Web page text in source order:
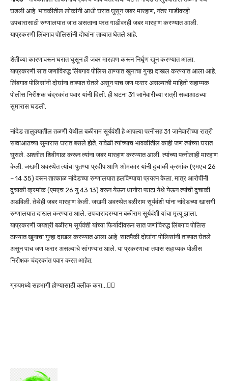
घडली आहे. भावकीतील लोकांनी आधी घरात घुसून जबर मारहाण, नंतर गाडीवरही
उपचारासाठी रुग्णालयात जात असताना परत गाडीवरही जबर मारहाण करण्यात आली.
याप्रकरणी लिंबगाव पोलिसांनी दोघांना ताब्यात घेतले आहे.
शेतीच्या कारणावरून घरात घुसून ही जबर मारहाण करून निर्घृण खून करण्यात आला.
याप्रकरणी सात जणांविरुद्ध लिंबगाव पोलिस ठाण्यात खुनाचा गुन्हा दाखल करण्यात आला आहे.
लिंबगाव पोलिसांनी दोघांना ताब्यात घेतले असून पाच जण फरार असल्याची माहिती सहाय्यक
पोलीस निरीक्षक चंद्रकांत पवार यांनी दिली. ही घटना 31 जानेवारीच्या रात्री सव्वाआठच्या
सुमारास घडली.
नांदेड तालुक्यातील तळणी येथील बळीराम सूर्यवंशी हे आपल्या पत्नीसह 31 जानेवारीच्या रात्री
सव्वाआठच्या सुमारास घरात बसले होते. यावेळी त्यांच्याच भावकीतील काही जण त्यांच्या घरात
घुसले. अश्लील शिवीगाळ करून त्यांना जबर मारहाण करण्यात आली. त्यांच्या पत्नीलाही मारहाण
केली. जखमी अवस्थेत त्यांचा पुतण्या प्रदीप आणि ओमकार यांनी दुचाकी क्रमांक (एमएच 26
– 14 35) वरून तात्काळ नांदेडच्या रुग्णालयात हलविण्याचा प्रयत्न केला. मात्र आरोपींनी
दुचाकी क्रमांक (एमएच 26 यु 43 13) वरून येऊन धानोरा फाटा येथे येऊन त्यांची दुचाकी
अडविली. तेथेही जबर मारहाण केली. जखमी अवस्थेत बळीराम सूर्यवंशी यांना नांदेडच्या खासगी
रुग्णालयात दाखल करण्यात आले. उपचारादरम्यान बळीराम सूर्यवंशी यांचा मृत्यू झाला.
याप्रकरणी जयश्री बळीराम सूर्यवंशी यांच्या फिर्यादीवरून सात जणांविरुद्ध लिंबगाव पोलिस
ठाण्यात खुनाचा गुन्हा दाखल करण्यात आला आहे. सातपैकी दोघांना पोलिसांनी ताब्यात घेतले
असून पाच जण फरार असल्याचे सांगण्यात आले. या प्रकरणाचा तपास सहाय्यक पोलीस
निरीक्षक चंद्रकांत पवार करत आहेत.
ग्रुपमध्ये सहभागी होण्यासाठी क्लीक करा…👆🏻